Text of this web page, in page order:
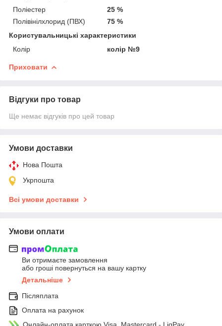
Поліестер
25 %
Полівінілхлорид (ПВХ)
75 %
Користувальницькі характеристики
Колір
колір №9
Приховати
Відгуки про товар
Ще немає відгуків про цей товар
Умови доставки
Нова Пошта
Укрпошта
Всі умови доставки
Умови оплати
Ви отримаєте замовлення
або гроші повернуться на вашу картку
Детальніше
Післяплата
Оплата на рахунок